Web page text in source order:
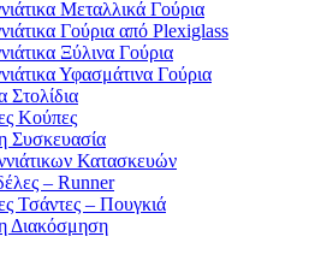
Μεταλλικά Γούρια
Γούρια από Plexiglass
Ξύλινα Γούρια
Υφασμάτινα Γούρια
Στολίδια
Κούπες
Συσκευασία
Κατασκευών
– Runner
Τσάντες – Πουγκιά
Διακόσμηση